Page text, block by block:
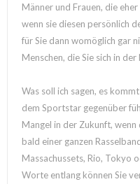
Männer und Frauen, die
wenn sie diesen persönlich
für Sie dann womöglich gar
Menschen, die Sie sich in
Was soll ich sagen, es
dem Sportstar gegenüber
Mangel in der Zukunft,
bald einer ganzen
Massachussets, Rio, Tokyo
Worte entlang können Sie